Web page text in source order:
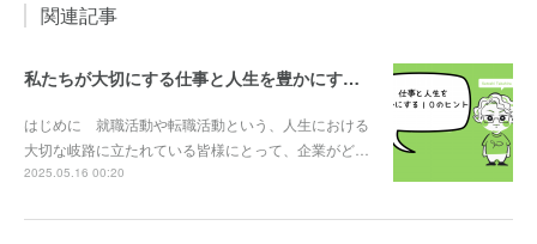
関連記事
私たちが大切にする仕事と人生を豊かにする10のヒント
はじめに 就職活動や転職活動という、人生における
大切な岐路に立たれている皆様にとって、企業がど…
2025.05.16 00:20